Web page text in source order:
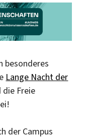
besonderes
Lange Nacht der
die Freie
der Campus